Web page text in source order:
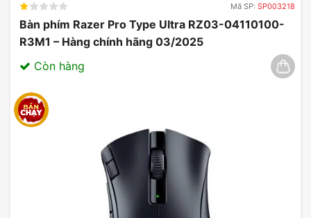
Chuột không dây Logitech MX Master 3S
Mã SP: SP003218
Bàn phím Razer Pro Type Ultra RZ03-04110100-
R3M1 – Hàng chính hãng 03/2025
Còn hàng